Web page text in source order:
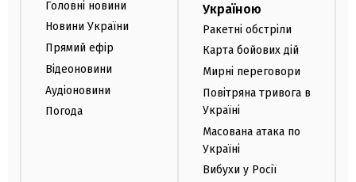
Головні новини
Новини України
Прямий ефір
Відеоновини
Аудіоновини
Погода
Україною
Ракетні обстріли
Карта бойових дій
Мирні переговори
Повітряна тривога в
Україні
Масована атака по
Україні
Вибухи у Росії